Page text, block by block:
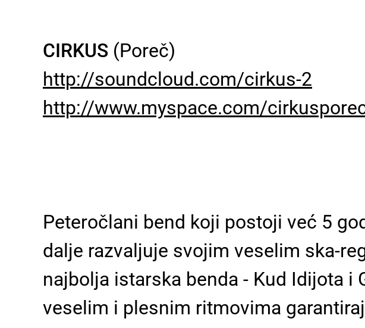
CIRKUS (Poreč)
http://soundcloud.com/cirkus-2
http://www.myspace.com/
Peteročlani bend koji postoji već 5
dalje razvaljuje svojim veselim ska-
najbolja istarska benda - Kud Idijota
veselim i plesnim ritmovima